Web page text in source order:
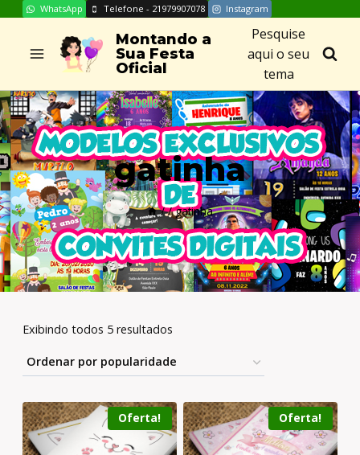
Skip
content
WhatsApp Telefone - 21979907078 Instagram
Montando a
Sua Festa
Oficial
Pesquise
aqui o seu
tema
gatinha
/ / gatinha
Exibindo todos 5 resultados
Oferta! Oferta!